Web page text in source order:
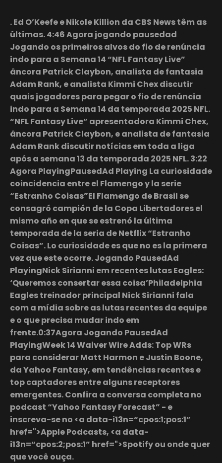
. Ed O’Keefe e Nikole Killion da CBS News têm as
últimas. 4:46 Agora jogando pausedad
Jogando os primeiros alvos do fio de renúncia
indo para a Semana 14 “NFL Fantasy Live”
âncora Patrick Claybon, analista de fantasia
Adam Rank, e analista Kimmi Chex discutir
quais jogadores para pegar o fio de renúncia
indo para a Semana 14 da temporada 2025 NFL.
“NFL Fantasy Live” apresentadora Kimmi Chex,
âncora Patrick Claybon, e analista de fantasia
Adam Rank discutir notícias em toda a liga
após a semana 13 da temporada 2025 NFL. 3:22
Agora PlayingPausedAd Playing La curiosidade
coincidencia entre el Flamengo y la serie
“Estranho Coisas”El Flamengo de Brasil se
consagró campión de la Copa Libertadores el
mismo año en que se estrenó la última
temporada de la seria de Netflix “Estranho
Coisas”. Lo curiosidade es que no es la primera
vez que este ocorre. Jogando PausedAd
PlayingNick Sirianni em recentes lutas Eagles:
‘Queremos consertar essa coisa’Philadelphia
Eagles treinador principal Nick Sirianni fala
com a mídia sobre as lutas recentes da equipe
e o que precisa mudar indo em
frente.0:37Agora Jogando PausedAd
PlayingWeek 14 Waiver Wire Adds: Top WRs
para considerar Matt Harmon e Justin Boone,
da Yahoo Fantasy, em tendências recentes e
top captadores entre alguns receptores
emergentes. Confira a conversa completa no
podcast “Yahoo Fantasy Forecast” - e
inscreva-se no <a data-i13n=“cpos:1;pos:1”
href=">Apple Podcasts, <a data-
i13n=“cpos:2;pos:1” href=">Spotify ou onde quer
que você ouça.